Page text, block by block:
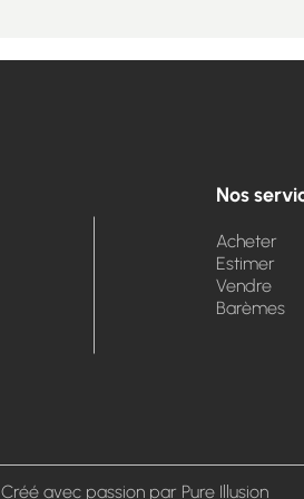
Nos
Acheter
Estimer
Vendre
Barèmes
Créé avec passion par Pure Illusion